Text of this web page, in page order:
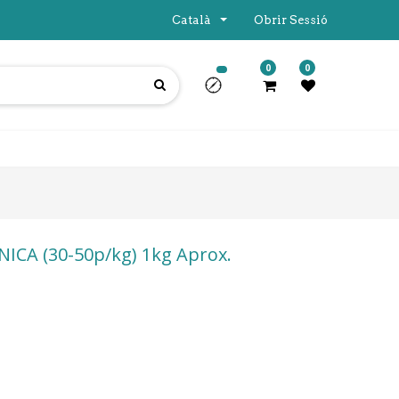
Català Obrir Sessió
0 0
(30-50p/kg) 1kg Aprox.